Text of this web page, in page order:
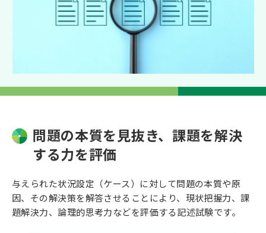
問題の本質を見抜き、課題を解決
する力を評価
与えられた状況設定（ケース）に対して問題の本質や原
因、その解決策を解答させることにより、現状把握力、課
題解決力、論理的思考力などを評価する記述試験です。